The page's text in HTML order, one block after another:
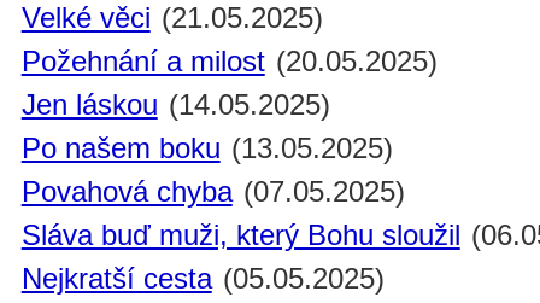
Velké věci (21.05.2025)
Požehnání a milost (20.05.2025)
Jen láskou (14.05.2025)
Po našem boku (13.05.2025)
Povahová chyba (07.05.2025)
Sláva buď muži, který Bohu sloužil
Nejkratší cesta (05.05.2025)